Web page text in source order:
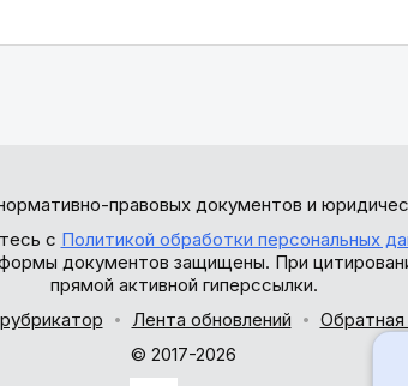
правовых документов и
с Политикой обработки персональных
документов защищены. При
прямой активной гиперссылки.
Лента обновлений
Обратная
© 2017-2026